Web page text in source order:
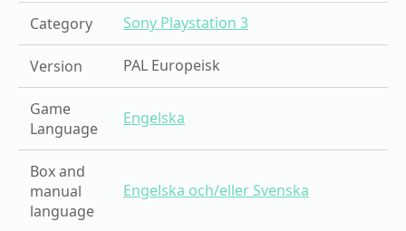
Category Sony Playstation 3
Version PAL Europeisk
Game
Language
Engelska
Box and
manual
language
Engelska och/eller Svenska